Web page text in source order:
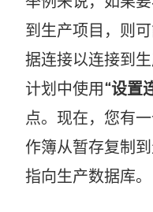
到生产项目 ，则
据连接以连接到
计划中使用“设置
点。现在，您有
作簿从暂存复制
指向生产数据库。